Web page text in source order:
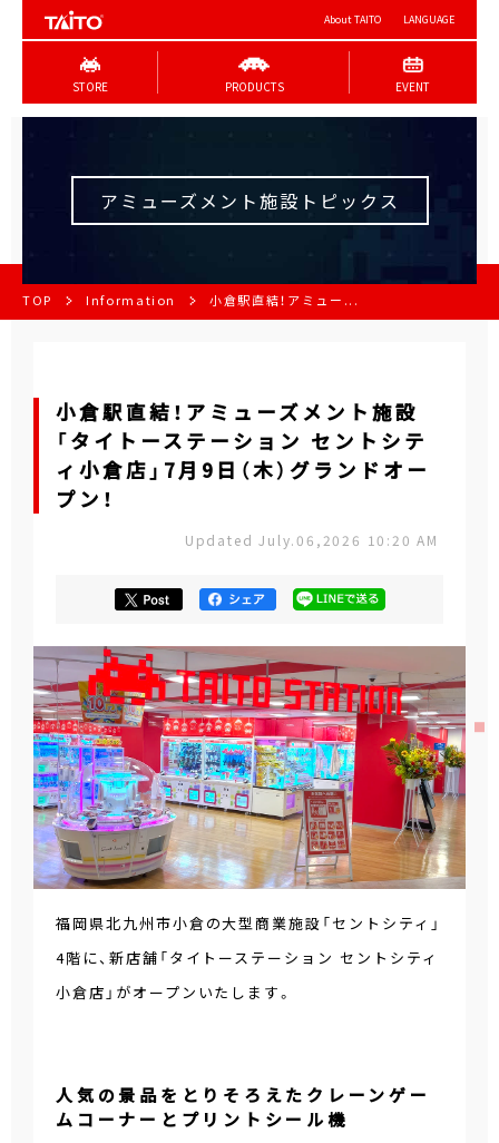
About TAITO LANGUAGE
STORE PRODUCTS EVENT
アミューズメント施設トピックス
TOP Information 小倉駅直結！アミュー...
小倉駅直結！アミューズメント施設
「タイトーステーション セントシテ
ィ小倉店」7月9日（木）グランドオー
プン！
Updated July.06,2026 10:20 AM
福岡県北九州市小倉の大型商業施設「セントシティ」
4階に、新店舗「タイトーステーション セントシティ
小倉店」がオープンいたします。
人気の景品をとりそろえたクレーンゲー
ムコーナーとプリントシール機